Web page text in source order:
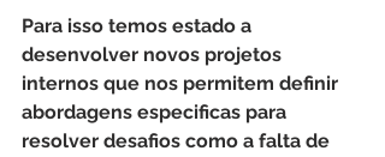
Para isso temos estado a
desenvolver novos projetos
internos que nos permitem definir
abordagens especificas para
resolver desafios como a falta de